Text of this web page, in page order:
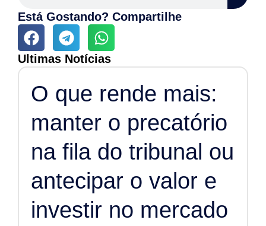
Está Gostando? Compartilhe
Ultimas Notícias
O que rende mais:
manter o precatório
na fila do tribunal ou
antecipar o valor e
investir no mercado